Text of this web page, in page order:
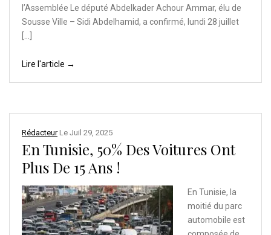
l’Assemblée Le député Abdelkader Achour Ammar, élu de
Sousse Ville – Sidi Abdelhamid, a confirmé, lundi 28 juillet
[…]
Lire l'article →
RédacteurLe Juil 29, 2025
En Tunisie, 50% Des Voitures Ont
Plus De 15 Ans !
En Tunisie, la
moitié du parc
automobile est